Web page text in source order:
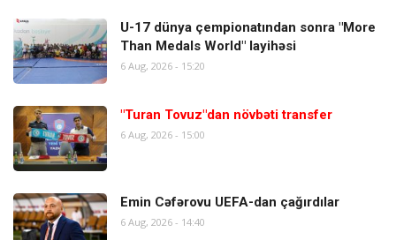
U-17 dünya çempionatından sonra "More
Than Medals World" layihəsi
6 Aug, 2026 - 15:20
"Turan Tovuz"dan növbəti transfer
6 Aug, 2026 - 15:00
Emin Cəfərovu UEFA-dan çağırdılar
6 Aug, 2026 - 14:40